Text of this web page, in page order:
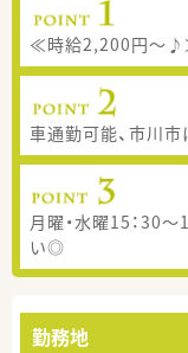
≪時給2,200円～
車通勤可能、市川
月曜・水曜15：30
い◎
勤務地